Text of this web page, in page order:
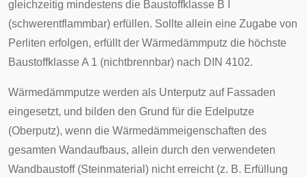
gleichzeitig mindestens die Baustoffklasse B I
(schwerentflammbar) erfüllen. Sollte allein eine Zugabe von
Perliten erfolgen, erfüllt der Wärmedämmputz die höchste
Baustoffklasse A 1 (nichtbrennbar) nach DIN 4102.
Wärmedämmputze werden als Unterputz auf Fassaden
eingesetzt, und bilden den Grund für die Edelputze
(Oberputz), wenn die Wärmedämmeigenschaften des
gesamten Wandaufbaus, allein durch den verwendeten
Wandbaustoff (Steinmaterial) nicht erreicht (z. B. Erfüllung